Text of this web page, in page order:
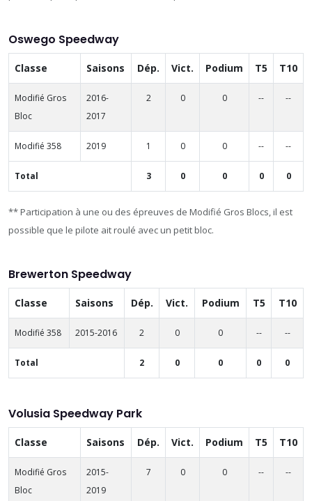
Oswego Speedway
Classe Saisons Dép. Vict. Podium T5 T10
Modifié Gros
Bloc
2016-
2017
2 0 0 -- --
Modifié 358 2019 1 0 0 -- --
Total 3 0 0 0 0
** Participation à une ou des épreuves de Modifié Gros Blocs, il est
possible que le pilote ait roulé avec un petit bloc.
Brewerton Speedway
Classe Saisons Dép. Vict. Podium T5 T10
Modifié 358 2015-2016 2 0 0 -- --
Total 2 0 0 0 0
Volusia Speedway Park
Classe Saisons Dép. Vict. Podium T5 T10
Modifié Gros
Bloc
2015-
2019
7 0 0 -- --